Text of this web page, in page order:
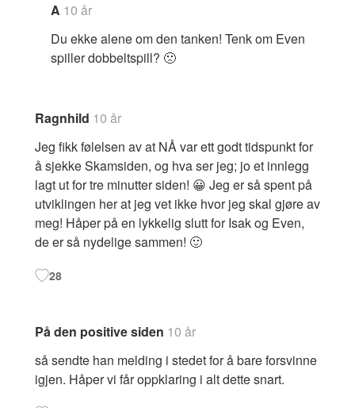
A 10 år
Du ekke alene om den tanken! Tenk om Even
spiller dobbeltspill? 🙁
Ragnhild 10 år
Jeg fikk følelsen av at NÅ var ett godt tidspunkt for
å sjekke Skamsiden, og hva ser jeg; jo et innlegg
lagt ut for tre minutter siden! 😀 Jeg er så spent på
utviklingen her at jeg vet ikke hvor jeg skal gjøre av
meg! Håper på en lykkelig slutt for Isak og Even,
de er så nydelige sammen! 🙂
28
På den positive siden 10 år
så sendte han melding i stedet for å bare forsvinne
igjen. Håper vi får oppklaring i alt dette snart.